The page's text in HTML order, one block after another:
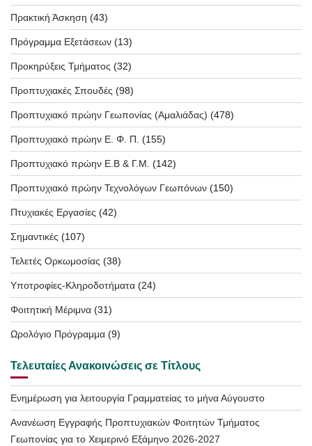
Πρακτική Άσκηση (43)
Πρόγραμμα Εξετάσεων (13)
Προκηρύξεις Τμήματος (32)
Προπτυχιακές Σπουδές (98)
Προπτυχιακό πρώην Γεωπονίας (Αμαλιάδας) (478)
Προπτυχιακό πρώην Ε. Φ. Π. (155)
Προπτυχιακό πρώην Ε.Β & Γ.Μ. (142)
Προπτυχιακό πρώην Τεχνολόγων Γεωπόνων (150)
Πτυχιακές Εργασίες (42)
Σημαντικές (107)
Τελετές Ορκωμοσίας (38)
Υποτροφίες-Κληροδοτήματα (24)
Φοιτητική Μέριμνα (31)
Ωρολόγιο Πρόγραμμα (9)
Τελευταίες Ανακοινώσεις σε Τίτλους
Ενημέρωση για λειτουργία Γραμματείας το μήνα Αύγουστο
Ανανέωση Εγγραφής Προπτυχιακών Φοιτητών Τμήματος
Γεωπονίας για το Χειμερινό Εξάμηνο 2026-2027